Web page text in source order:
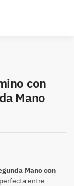
con
Mano
Mano con
entre